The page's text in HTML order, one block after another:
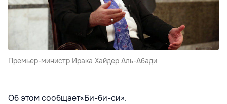
Премьер-министр Ирака Хайдер Аль-Абади
Об этом сообщает«Би-би-си».